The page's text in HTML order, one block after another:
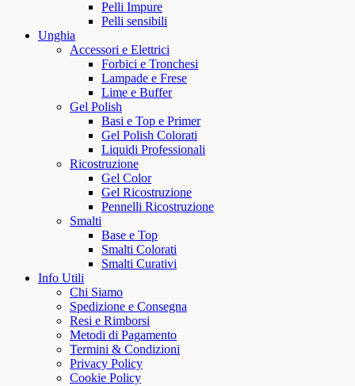
Pelli Impure
Pelli sensibili
Unghia
Accessori e Elettrici
Forbici e Tronchesi
Lampade e Frese
Lime e Buffer
Gel Polish
Basi e Top e Primer
Gel Polish Colorati
Liquidi Professionali
Ricostruzione
Gel Color
Gel Ricostruzione
Pennelli Ricostruzione
Smalti
Base e Top
Smalti Colorati
Smalti Curativi
Info Utili
Chi Siamo
Spedizione e Consegna
Resi e Rimborsi
Metodi di Pagamento
Termini & Condizioni
Privacy Policy
Cookie Policy